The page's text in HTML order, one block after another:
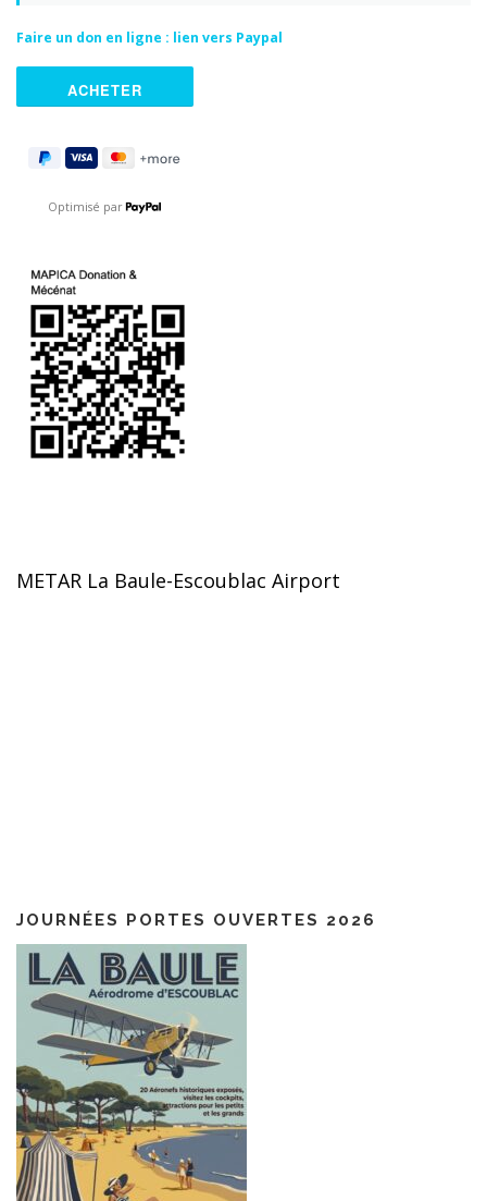
Faire un don en ligne : lien vers Paypal
Optimisé par
METAR La Baule-Escoublac Airport
JOURNÉES PORTES OUVERTES 2026